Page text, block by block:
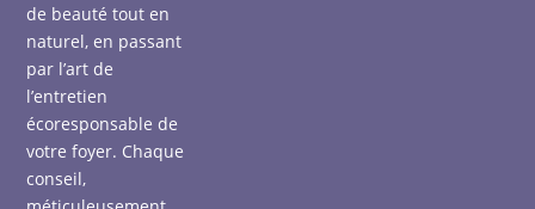
de beauté tout en
naturel, en passant
par l’art de
l’entretien
écoresponsable de
votre foyer. Chaque
conseil,